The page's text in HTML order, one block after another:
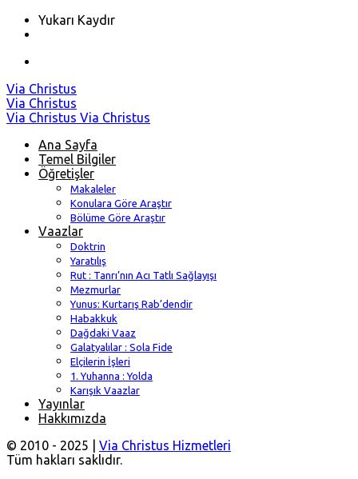
Yukarı Kaydır
Skip
to
content
Via Christus
Via Christus
Via Christus Via Christus
Ana Sayfa
Temel Bilgiler
Öğretişler
Makaleler
Konulara Göre Araştır
Bölüme Göre Araştır
Vaazlar
Doktrin
Yaratılış
Rut : Tanrı’nın Acı Tatlı Sağlayışı
Mezmurlar
Yunus: Kurtarış Rab’dendir
Habakkuk
Dağdaki Vaaz
Galatyalılar : Sola Fide
Elçilerin İşleri
1. Yuhanna : Yolda
Karışık Vaazlar
Yayınlar
Hakkımızda
© 2010 - 2025 | Via Christus Hizmetleri
Tüm hakları saklıdır.